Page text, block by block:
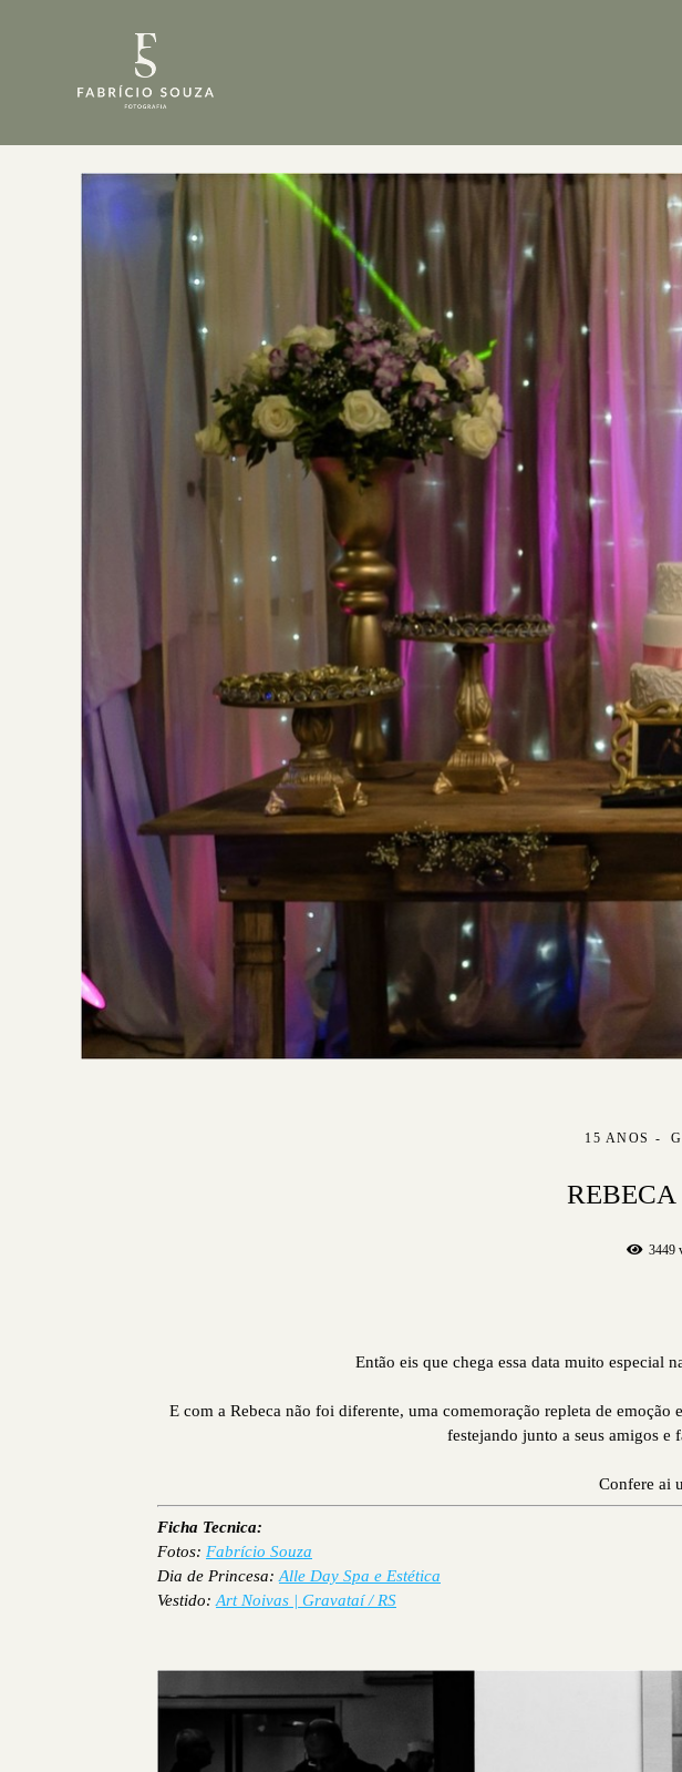
15 ANOS
REBECA
3449
Então eis que chega essa data muito especial
E com a Rebeca não foi diferente, uma comemoração repleta de
festejando junto a seus amigos e
Confere ai
Ficha Tecnica:
Fotos: Fabrício Souza
Dia de Princesa:Alle Day Spa e Estética
Vestido:Art Noivas | Gravataí / RS